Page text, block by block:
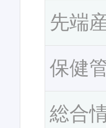
先端
保健
総合